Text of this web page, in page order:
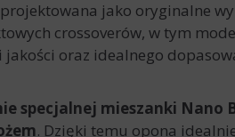
jako oryginalne
crossoverów, w tym
oraz idealnego
specjalnej mieszanki Nano
. Dzięki temu opona